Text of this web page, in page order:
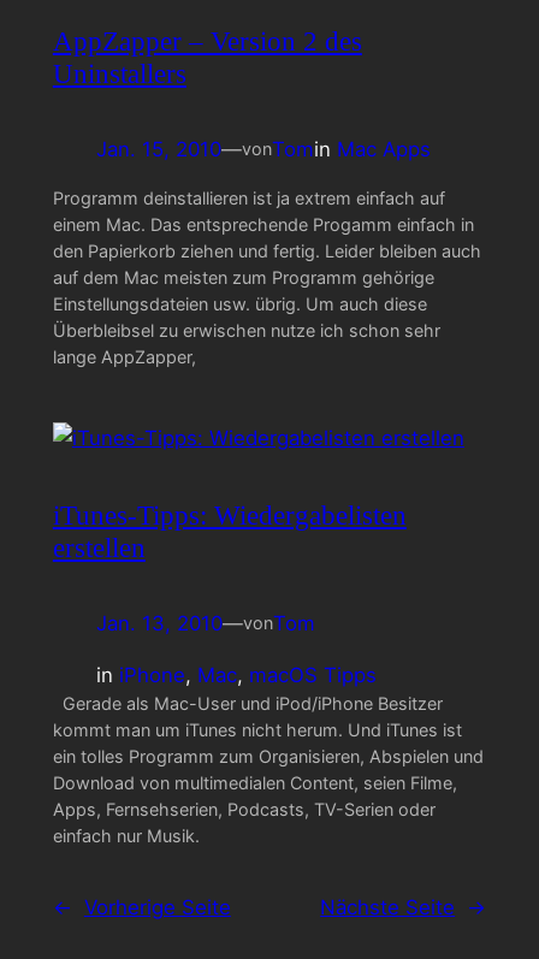
AppZapper – Version 2 des
Uninstallers
Jan. 15, 2010—vonTomin Mac Apps
Programm deinstallieren ist ja extrem einfach auf
einem Mac. Das entsprechende Progamm einfach in
den Papierkorb ziehen und fertig. Leider bleiben auch
auf dem Mac meisten zum Programm gehörige
Einstellungsdateien usw. übrig. Um auch diese
Überbleibsel zu erwischen nutze ich schon sehr
lange AppZapper,
iTunes-Tipps: Wiedergabelisten
erstellen
Jan. 13, 2010—vonTom
in iPhone, Mac, macOS Tipps
Gerade als Mac-User und iPod/iPhone Besitzer
kommt man um iTunes nicht herum. Und iTunes ist
ein tolles Programm zum Organisieren, Abspielen und
Download von multimedialen Content, seien Filme,
Apps, Fernsehserien, Podcasts, TV-Serien oder
einfach nur Musik.
← Vorherige Seite Nächste Seite →